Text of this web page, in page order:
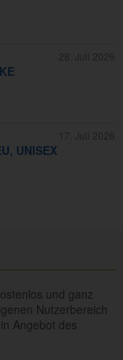
UNISEX
und ganz
Nutzerbereich
Angebot des